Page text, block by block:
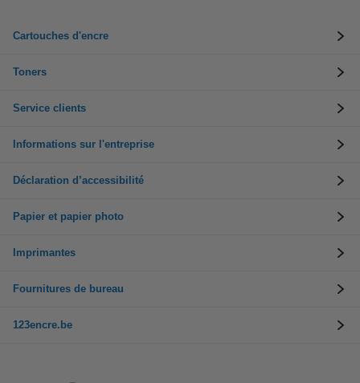
Cartouches d'encre
Toners
Service clients
Informations sur l'entreprise
Déclaration d’accessibilité
Papier et papier photo
Imprimantes
Fournitures de bureau
123encre.be